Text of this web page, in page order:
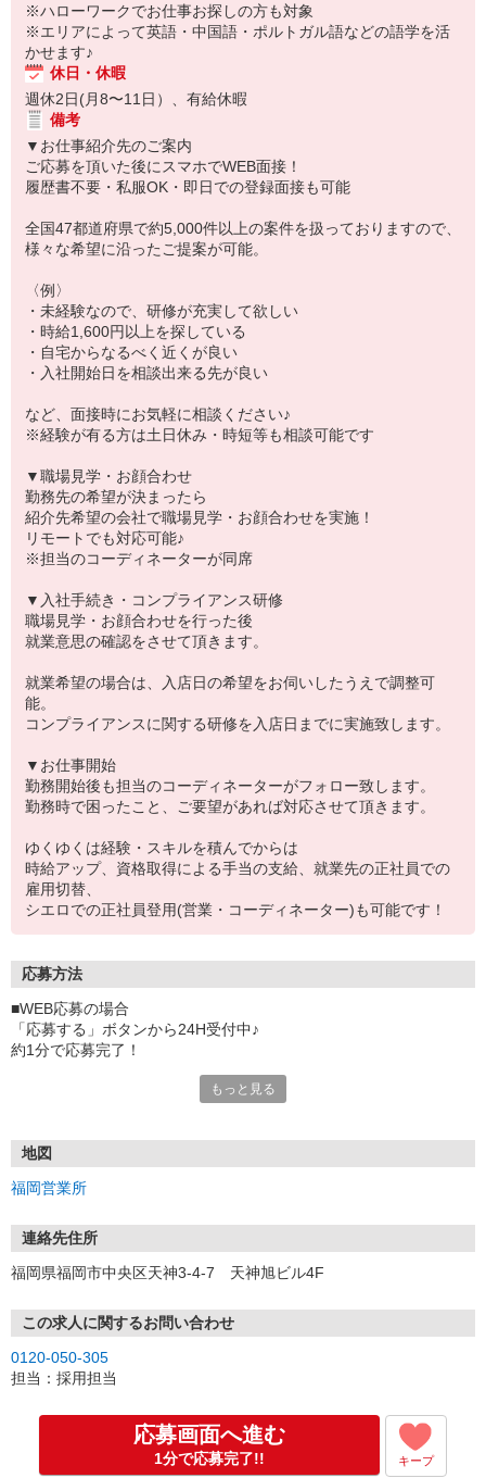
※ハローワークでお仕事お探しの方も対象
※エリアによって英語・中国語・ポルトガル語などの語学を活
かせます♪
休日・休暇
週休2日(月8〜11日）、有給休暇
備考
▼お仕事紹介先のご案内
ご応募を頂いた後にスマホでWEB面接！
履歴書不要・私服OK・即日での登録面接も可能
全国47都道府県で約5,000件以上の案件を扱っておりますので、
様々な希望に沿ったご提案が可能。
〈例〉
・未経験なので、研修が充実して欲しい
・時給1,600円以上を探している
・自宅からなるべく近くが良い
・入社開始日を相談出来る先が良い
など、面接時にお気軽に相談ください♪
※経験が有る方は土日休み・時短等も相談可能です
▼職場見学・お顔合わせ
勤務先の希望が決まったら
紹介先希望の会社で職場見学・お顔合わせを実施！
リモートでも対応可能♪
※担当のコーディネーターが同席
▼入社手続き・コンプライアンス研修
職場見学・お顔合わせを行った後
就業意思の確認をさせて頂きます。
就業希望の場合は、入店日の希望をお伺いしたうえで調整可
能。
コンプライアンスに関する研修を入店日までに実施致します。
▼お仕事開始
勤務開始後も担当のコーディネーターがフォロー致します。
勤務時で困ったこと、ご要望があれば対応させて頂きます。
ゆくゆくは経験・スキルを積んでからは
時給アップ、資格取得による手当の支給、就業先の正社員での
雇用切替、
シエロでの正社員登用(営業・コーディネーター)も可能です！
応募方法
■WEB応募の場合
「応募する」ボタンから24H受付中♪
約1分で応募完了！
①応募から3営業日を目安に、メールorお電話でご連絡します。
★スマホでWEB面接（LINEなど）・出張面接・事務所面接と選べま
す
③面接実施（履歴書不要）
※ご希望があれば、職場見学の調整もOKです！
お気軽にご応募ください♪
もっと見る
地図
福岡営業所
連絡先住所
福岡県福岡市中央区天神3-4-7 天神旭ビル4F
この求人に関するお問い合わせ
0120-050-305
担当：採用担当
応募画面へ進む
1分で応募完了!! キープ